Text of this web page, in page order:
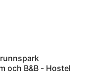
och B&B - Hostel